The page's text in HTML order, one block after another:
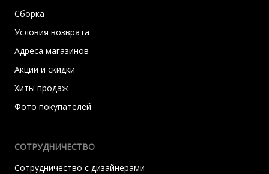
Сборка
Условия возврата
Адреса магазинов
Акции и скидки
Хиты продаж
Фото покупателей
СОТРУДНИЧЕСТВО
Сотрудничество с дизайнерами